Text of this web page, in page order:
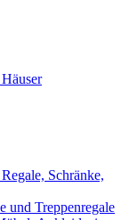
Schränke,
und Treppenregale